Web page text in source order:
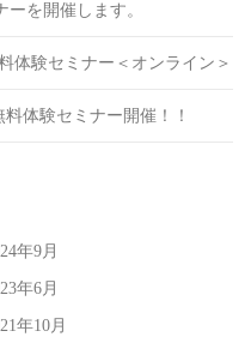
を開催します。
体験セミナー＜オンライン＞
体験セミナー開催！！
年9月
年6月
年10月